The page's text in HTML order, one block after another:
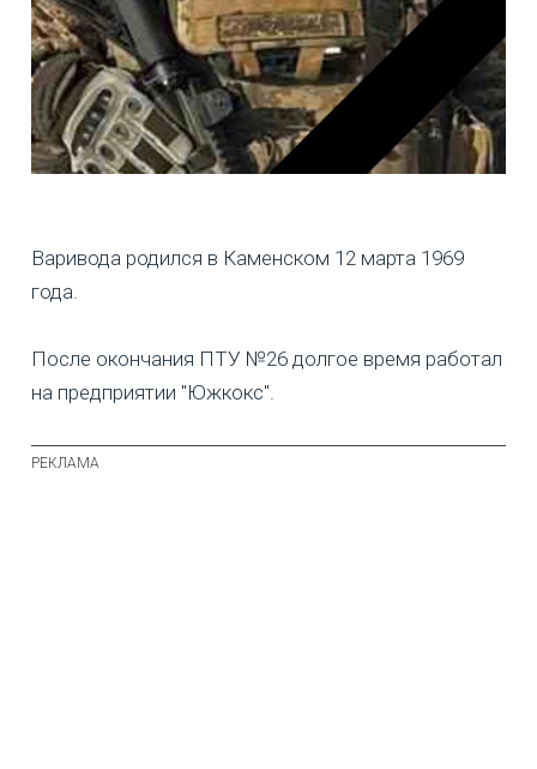
Варивода родился в Каменском 12 марта 1969
года.
После окончания ПТУ №26 долгое время работал
на предприятии "Южкокс".